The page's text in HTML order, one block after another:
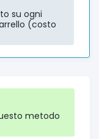
su ogni
(costo
metodo